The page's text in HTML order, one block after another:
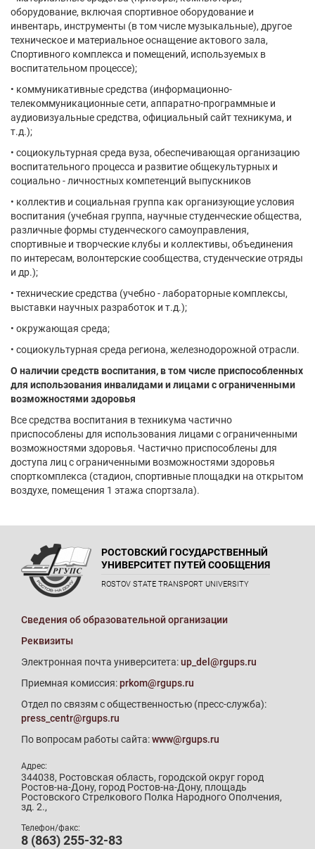
оборудование, включая спортивное оборудование и
инвентарь, инструменты (в том числе музыкальные), другое
техническое и материальное оснащение актового зала,
Спортивного комплекса и помещений, используемых в
воспитательном процессе);
• коммуникативные средства (информационно-
телекоммуникационные сети, аппаратно-программные и
аудиовизуальные средства, официальный сайт техникума, и
т.д.);
• социокультурная среда вуза, обеспечивающая организацию
воспитательного процесса и развитие общекультурных и
социально - личностных компетенций выпускников
• коллектив и социальная группа как организующие условия
воспитания (учебная группа, научные студенческие общества,
различные формы студенческого самоуправления,
спортивные и творческие клубы и коллективы, объединения
по интересам, волонтерские сообщества, студенческие отряды
и др.);
• технические средства (учебно - лабораторные комплексы,
выставки научных разработок и т.д.);
• окружающая среда;
• социокультурная среда региона, железнодорожной отрасли.
О наличии средств воспитания, в том числе приспособленных
для использования инвалидами и лицами с ограниченными
возможностями здоровья
Все средства воспитания в техникума частично
приспособлены для использования лицами с ограниченными
возможностями здоровья. Частично приспособлены для
доступа лиц с ограниченными возможностями здоровья
спорткомплекса (стадион, спортивные площадки на открытом
воздухе, помещения 1 этажа спортзала).
РОСТОВСКИЙ ГОСУДАРСТВЕННЫЙ
УНИВЕРСИТЕТ ПУТЕЙ СООБЩЕНИЯ
ROSTOV STATE TRANSPORT UNIVERSITY
Сведения об образовательной организации
Реквизиты
Электронная почта университета:up_del@rgups.ru
Приемная комиссия:prkom@rgups.ru
Отдел по связям с общественностью (пресс-служба):
press_centr@rgups.ru
По вопросам работы сайта:www@rgups.ru
Адрес:
344038, Ростовская область, городской округ город
Ростов-на-Дону, город Ростов-на-Дону, площадь
Ростовского Стрелкового Полка Народного Ополчения,
зд. 2.,
Телефон/факс:
8 (863) 255-32-83